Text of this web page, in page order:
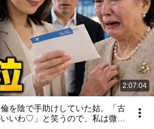
2:07:04
倫を陰で手助けしていた姑。「古
いわ♡」と笑うので、私は微笑